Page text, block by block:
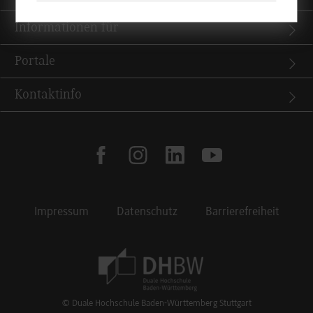
Informationen für
Portale
Kontaktinfo
facebookinstagramlinkedinyoutube
Impressum Datenschutz Barrierefreiheit
© Duale Hochschule Baden-Württemberg Stuttgart